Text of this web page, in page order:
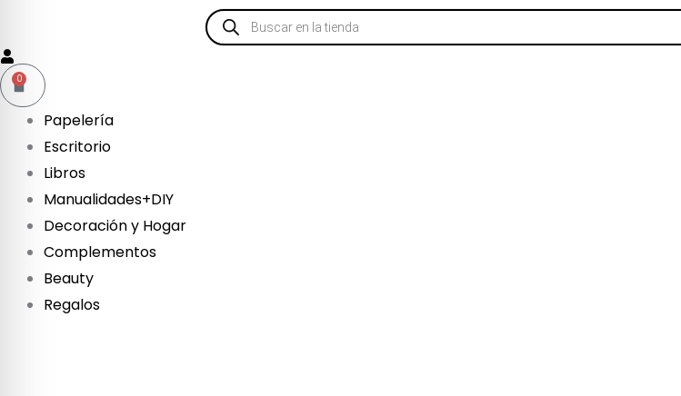
Búsqueda
de
productos
0
Carrito
Papelería
Escritorio
Libros
Manualidades+DIY
Decoración y Hogar
Complementos
Beauty
Regalos